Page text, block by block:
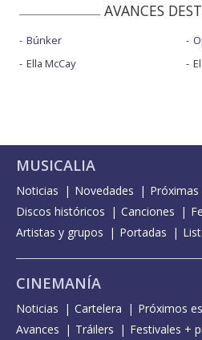
AVANCES
Búnker
Ella McCay
MUSICALIA
Noticias Novedades
Discos históricos
Canciones
Artistas y grupos
Portadas
CINEMANÍA
Noticias Cartelera Próximos
Avances
Tráilers Festivales +